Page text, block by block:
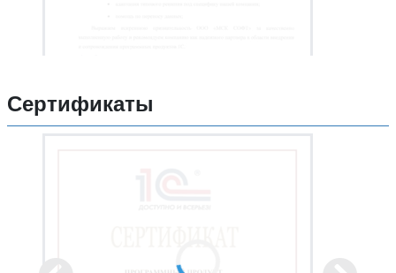
Сертификаты